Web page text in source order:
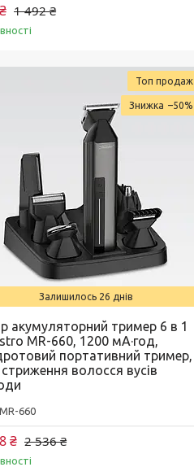
1 492 ₴
Топ продаж
–50%
Залишилось 26 днів
акумуляторний тример 6 в 1
MR-660, 1200 мА·год,
портативний тример,
волосся вусів
MR-660
2 536 ₴
₴